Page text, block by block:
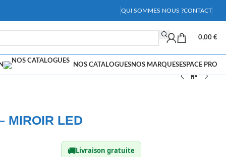
QUI SOMMES NOUS ?CONTACT
0,00 €
NOS CATALOGUESNOS MARQUESESPACE PRO
MIROIR LED
🚚Livraison gratuite